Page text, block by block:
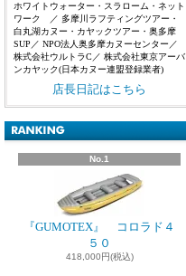
ホワイトウォーター・スラローム・ネット
ワーク ／ 多摩川ラフティングツアー・
白丸湖カヌー・カヤックツアー・奥多摩
SUP／ NPO法人奥多摩カヌーセンター／
株式会社ウルトラC／ 株式会社東京アーバ
ンカヤック(日本カヌー連盟登録業者)
店長日記はこちら
No.1
『GUMOTEX』 コロラド４
５０
418,000円(税込)